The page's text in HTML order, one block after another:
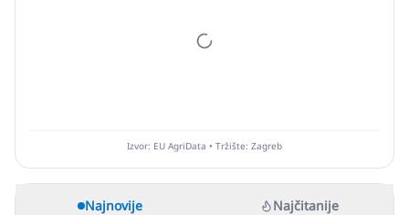
Izvor: EU AgriData • Tržište: Zagreb
Najnovije Najčitanije